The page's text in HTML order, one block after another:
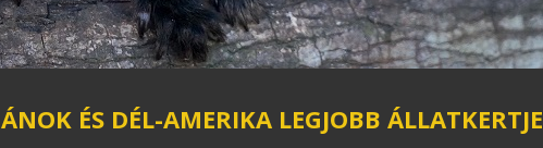
ÉS DÉL-AMERIKA LEGJOBB ÁLLATKERTJE